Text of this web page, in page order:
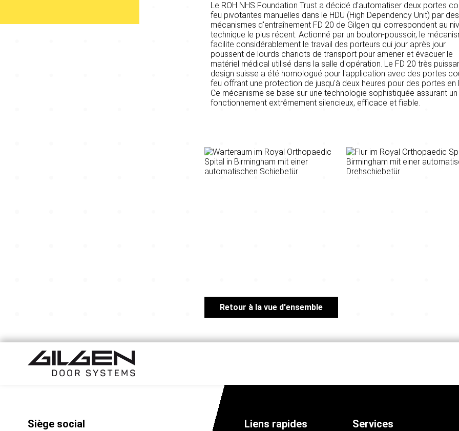
Le ROH NHS Foundation Trust a décidé d'automatiser deux portes
feu pivotantes manuelles dans le HDU (High Dependency Unit) par des
mécanismes d'entraînement FD 20 de Gilgen qui correspondent au
technique le plus récent. Actionné par un bouton-poussoir, le
facilite considérablement le travail des porteurs qui jour après jour
poussent de lourds chariots de transport pour amener et évacuer le
matériel médical utilisé dans la salle d'opération. Le FD 20 très
design suisse a été homologué pour l'application avec des portes
feu offrant une protection de jusqu'à deux heures pour des portes en
Ce mécanisme se base sur une technologie sophistiquée assurant un
fonctionnement extrêmement silencieux, efficace et fiable.
Retour à la vue d'ensemble
Siège social Liens rapides Services